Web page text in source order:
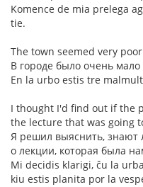
Komence de mia prelega
tie.
The town seemed very
В городе было очень
En la urbo estis tre
I thought I'd find out if the
the lecture that was going
Я решил выяснить, знают
о лекции, которая была
Mi decidis klarigi, ĉu la
kiu estis planita por la